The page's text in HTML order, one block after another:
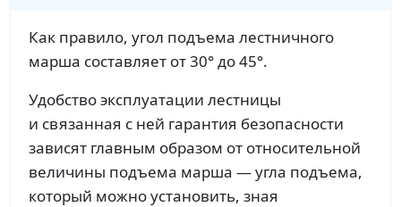
Как правило, угол подъема лестничного
марша составляет от 30° до 45°.
Удобство эксплуатации лестницы
и связанная с ней гарантия безопасности
зависят главным образом от относительной
величины подъема марша — угла подъема,
который можно установить, зная